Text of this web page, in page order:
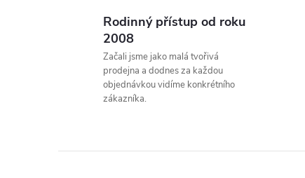
Rodinný přístup od roku
2008
Začali jsme jako malá tvořivá
prodejna a dodnes za každou
objednávkou vidíme konkrétního
zákazníka.